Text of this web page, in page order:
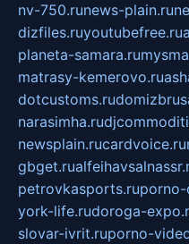
nv-750.runews-plain.ru
dizfiles.ruyoutubefree.ru
planeta-samara.ru
matrasy-kemerovo.ru
dotcustoms.ru
narasimha.ru
newsplain.rucardvoice.ru
gbget.ru
petrovkasports.ruporno-
york-life.rudoroga-
slovar-ivrit.ruporno-